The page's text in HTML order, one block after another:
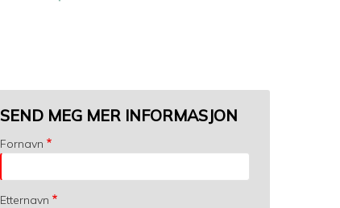
SEND MEG MER INFORMASJON
Fornavn
Etternavn